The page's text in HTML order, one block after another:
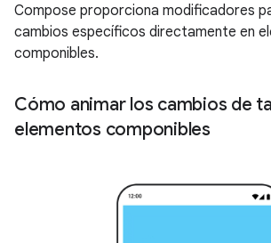
Compose proporciona modificadores
cambios específicos directamente en
componibles.
Cómo animar los cambios de
elementos componibles